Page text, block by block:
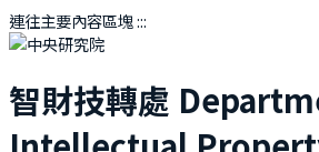
連往主要內容區塊:::
智財技轉處